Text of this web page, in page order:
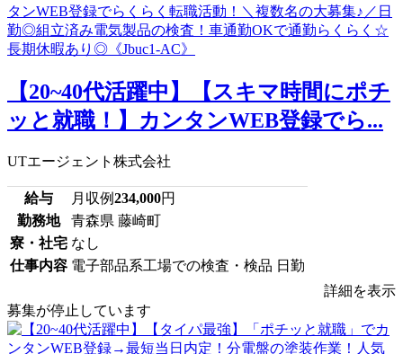
【20~40代活躍中】【スキマ時間にポチ
ッと就職！】カンタンWEB登録でら...
UTエージェント株式会社
給与 月収例234,000円
勤務地
青森県 藤崎町
寮・社宅 なし
仕事内容 電子部品系工場での検査・検品 日勤
詳細を表示
募集が停止しています